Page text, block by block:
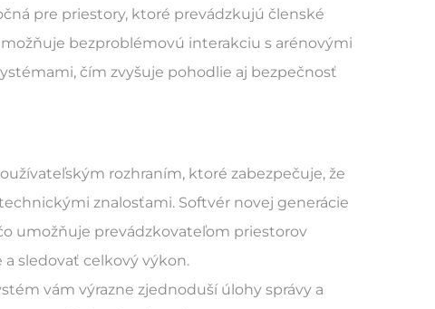
pre priestory, ktoré prevádzkujú členské
bezproblémovú interakciu s arénovými
čím zvyšuje pohodlie aj bezpečnosť
rozhraním, ktoré zabezpečuje, že
znalosťami. Softvér novej generácie
umožňuje prevádzkovateľom priestorov
sledovať celkový výkon.
vám výrazne zjednoduší úlohy správy a